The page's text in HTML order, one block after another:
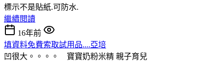
標示不是貼紙.可防水.
繼續閱讀
16年前
填資料免費索取試用品....亞培
凹很大。。。。 寶寶奶粉米精 親子育兒